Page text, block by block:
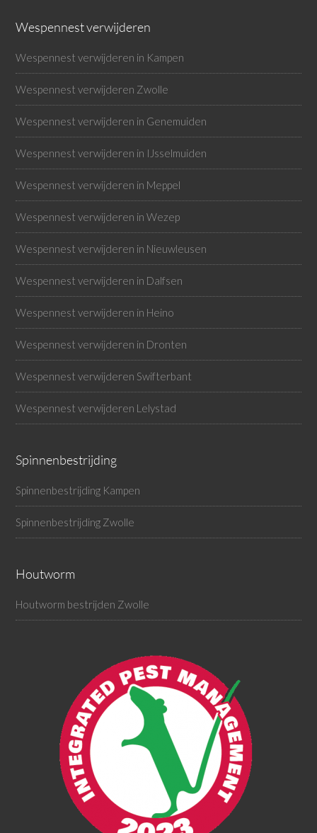
Wespennest verwijderen
Wespennest verwijderen in Kampen
Wespennest verwijderen Zwolle
Wespennest verwijderen in Genemuiden
Wespennest verwijderen in IJsselmuiden
Wespennest verwijderen in Meppel
Wespennest verwijderen in Wezep
Wespennest verwijderen in Nieuwleusen
Wespennest verwijderen in Dalfsen
Wespennest verwijderen in Heino
Wespennest verwijderen in Dronten
Wespennest verwijderen Swifterbant
Wespennest verwijderen Lelystad
Spinnenbestrijding
Spinnenbestrijding Kampen
Spinnenbestrijding Zwolle
Houtworm
Houtworm bestrijden Zwolle